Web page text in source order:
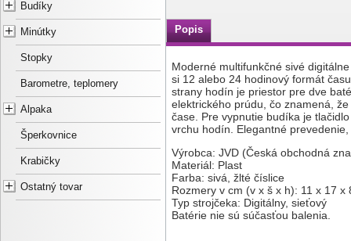
Budíky
Minútky
Stopky
Barometre, teplomery
Alpaka
Šperkovnice
Krabičky
Ostatný tovar
Popis
Moderné multifunkčné sivé
si 12 alebo 24 hodinový formát
strany hodín je priestor pre dve
elektrického prúdu, čo znamená,
čase. Pre vypnutie budíka je
vrchu hodín. Elegantné
Výrobca: JVD (Česká obchodná
Materiál: Plast
Farba: sivá, žlté číslice
Rozmery v cm (v x š x h): 11 x 17 x
Typ strojčeka: Digitálny, sieťový
Batérie nie sú súčasťou balenia.